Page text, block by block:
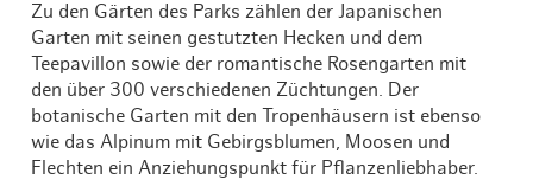
Zu den Gärten des Parks zählen der Japanischen
Garten mit seinen gestutzten Hecken und dem
Teepavillon sowie der romantische Rosengarten mit
den über 300 verschiedenen Züchtungen. Der
botanische Garten mit den Tropenhäusern ist ebenso
wie das Alpinum mit Gebirgsblumen, Moosen und
Flechten ein Anziehungspunkt für Pflanzenliebhaber.